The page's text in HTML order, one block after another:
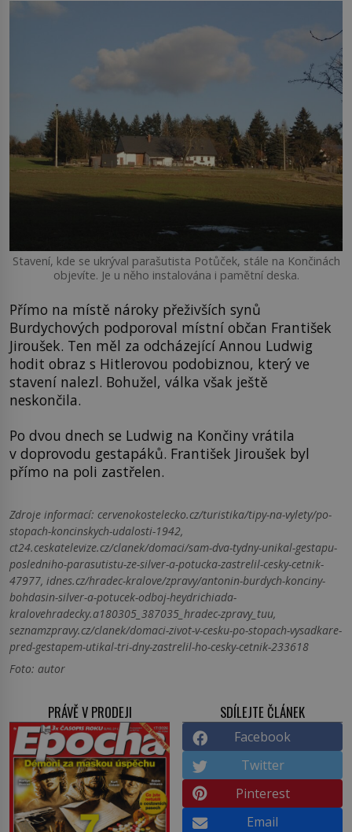
Stavení, kde se ukrýval parašutista Potůček, stále na Končinách
objevíte. Je u něho instalována i pamětní deska.
Přímo na místě nároky přeživších synů
Burdychových podporoval místní občan František
Jiroušek. Ten měl za odcházející Annou Ludwig
hodit obraz s Hitlerovou podobiznou, který ve
stavení nalezl. Bohužel, válka však ještě
neskončila.
Po dvou dnech se Ludwig na Končiny vrátila
v doprovodu gestapáků. František Jiroušek byl
přímo na poli zastřelen.
Zdroje informací: cervenokostelecko.cz/turistika/tipy-na-vylety/po-
stopach-koncinskych-udalosti-1942,
ct24.ceskatelevize.cz/clanek/domaci/sam-dva-tydny-unikal-gestapu-
posledniho-parasutistu-ze-silver-a-potucka-zastrelil-cesky-cetnik-
47977, idnes.cz/hradec-kralove/zpravy/antonin-burdych-konciny-
bohdasin-silver-a-potucek-odboj-heydrichiada-
kralovehradecky.a180305_387035_hradec-zpravy_tuu,
seznamzpravy.cz/clanek/domaci-zivot-v-cesku-po-stopach-vysadkare-
pred-gestapem-utikal-tri-dny-zastrelil-ho-cesky-cetnik-233618
Foto: autor
PRÁVĚ V PRODEJI SDÍLEJTE ČLÁNEK
Facebook
Twitter
Pinterest
Email